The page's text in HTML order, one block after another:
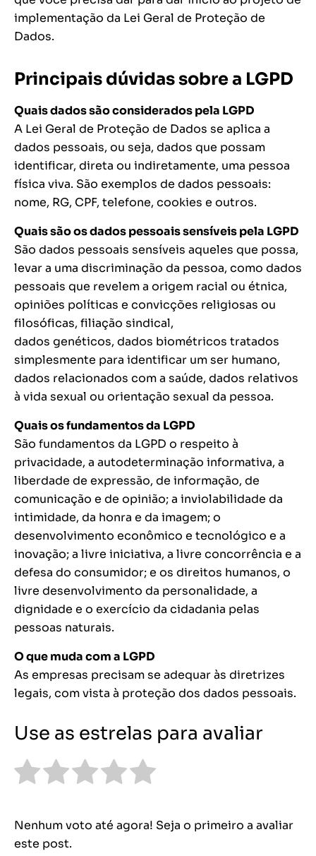
implementação da Lei Geral de Proteção de
Dados.
Principais dúvidas sobre a LGPD
Quais dados são considerados pela LGPD
A Lei Geral de Proteção de Dados se aplica a
dados pessoais, ou seja, dados que possam
identificar, direta ou indiretamente, uma pessoa
física viva. São exemplos de dados pessoais:
nome, RG, CPF, telefone, cookies e outros.
Quais são os dados pessoais sensíveis pela LGPD
São dados pessoais sensíveis aqueles que possa,
levar a uma discriminação da pessoa, como dados
pessoais que revelem a origem racial ou étnica,
opiniões políticas e convicções religiosas ou
filosóficas, filiação sindical,
dados genéticos, dados biométricos tratados
simplesmente para identificar um ser humano,
dados relacionados com a saúde, dados relativos
à vida sexual ou orientação sexual da pessoa.
Quais os fundamentos da LGPD
São fundamentos da LGPD o respeito à
privacidade, a autodeterminação informativa, a
liberdade de expressão, de informação, de
comunicação e de opinião; a inviolabilidade da
intimidade, da honra e da imagem; o
desenvolvimento econômico e tecnológico e a
inovação; a livre iniciativa, a livre concorrência e a
defesa do consumidor; e os direitos humanos, o
livre desenvolvimento da personalidade, a
dignidade e o exercício da cidadania pelas
pessoas naturais.
O que muda com a LGPD
As empresas precisam se adequar às diretrizes
legais, com vista à proteção dos dados pessoais.
Use as estrelas para avaliar
Nenhum voto até agora! Seja o primeiro a avaliar
este post.